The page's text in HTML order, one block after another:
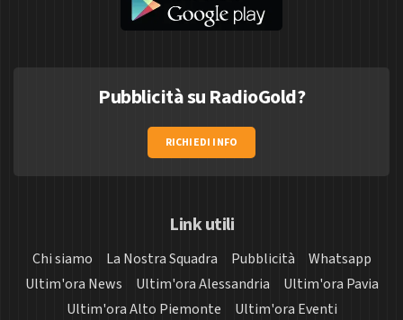
Pubblicità su RadioGold?
RICHIEDI INFO
Link utili
Chi siamo La Nostra Squadra Pubblicità
Whatsapp
Ultim'ora News
Ultim'ora Alessandria
Ultim'ora Pavia
Ultim'ora Alto Piemonte
Ultim'ora Eventi